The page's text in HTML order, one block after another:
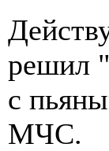
решил
с
МЧС.